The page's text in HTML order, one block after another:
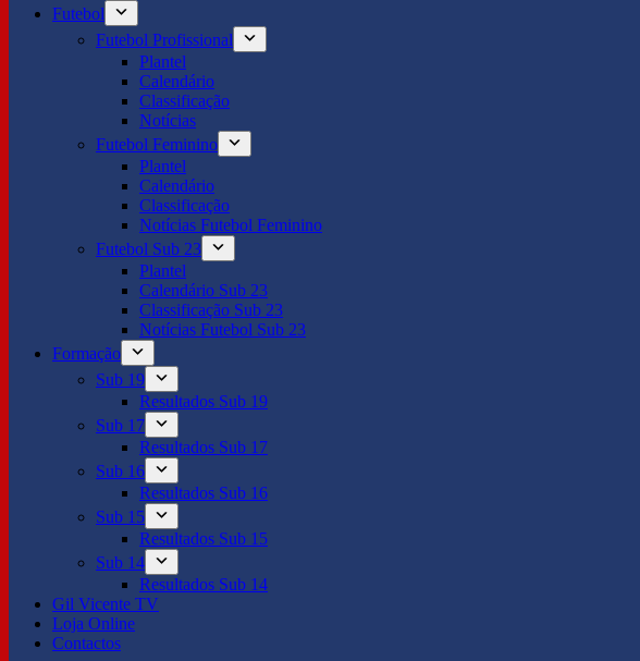
Futebol
Futebol Profissional
Plantel
Calendário
Classificação
Notícias
Futebol Feminino
Plantel
Calendário
Classificação
Notícias Futebol Feminino
Futebol Sub 23
Plantel
Calendário Sub 23
Classificação Sub 23
Notícias Futebol Sub 23
Formação
Sub 19
Resultados Sub 19
Sub 17
Resultados Sub 17
Sub 16
Resultados Sub 16
Sub 15
Resultados Sub 15
Sub 14
Resultados Sub 14
Gil Vicente TV
Loja Online
Contactos